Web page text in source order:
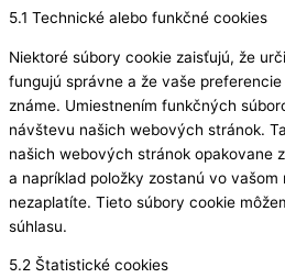
5.1 Technické alebo funkčné cookies
Niektoré súbory cookie zaisťujú, že
fungujú správne a že vaše
známe. Umiestnením funkčných
návštevu našich webových stránok.
našich webových stránok opakovane
a napríklad položky zostanú vo vašom
nezaplatíte. Tieto súbory cookie
súhlasu.
5.2 Štatistické cookies